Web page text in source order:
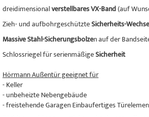
dreidimensionalverstellbares VX-Band(auf
Zieh- und aufbohrgeschützteSicherheits-
Massive Stahl-Sicherungsbolzen auf der
Schlossriegel für serienmäßigeSicherheit
Hörmann Außentür geeignet für
- Keller
- unbeheizte Nebengebäude
- freistehende Garagen Einbaufertiges